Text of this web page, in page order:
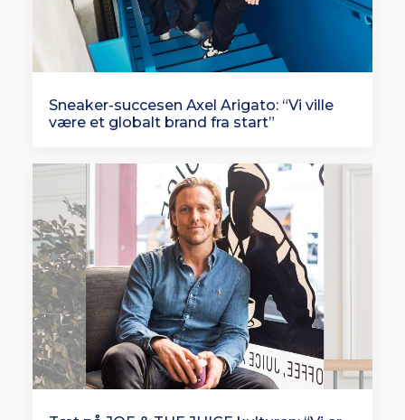
Sneaker-succesen Axel Arigato: “Vi ville
være et globalt brand fra start”